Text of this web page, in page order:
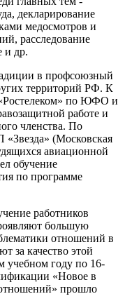
декларирование
медосмотров и
расследование
и др.
в профсоюзный
территорий РФ. К
по ЮФО и
работе и
членства. По
(Московская
авиационной
обучение
по программе
работников
большую
отношений в
за качество этой
учебном году по 16-
«Новое в
прошло